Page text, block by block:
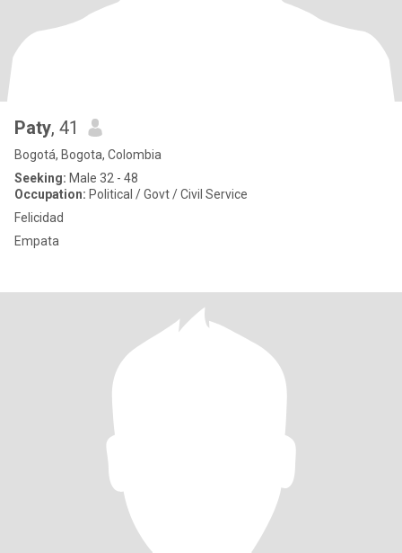
Paty, 41
Bogotá, Bogota, Colombia
Seeking: Male 32 - 48
Occupation: Political / Govt / Civil Service
Felicidad
Empata